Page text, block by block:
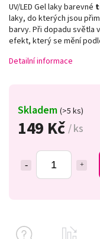
149 Kč / ks
Skladem (>5 ks)
UV/LED Gel laky barevné
laky, do kterých jsou
barvy. Při dopadu světla
efekt, který se mění
Detailní informace